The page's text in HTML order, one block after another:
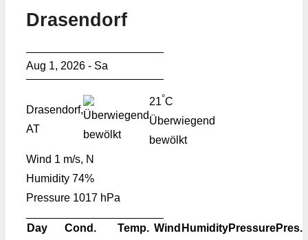
Drasendorf
Aug 1, 2026 - Sa
Drasendorf,
AT
21°C
Überwiegend
bewölkt
Wind 1 m/s, N
Humidity 74%
Pressure 1017 hPa
Day Cond. Temp. Wind HumidityPressurePres.